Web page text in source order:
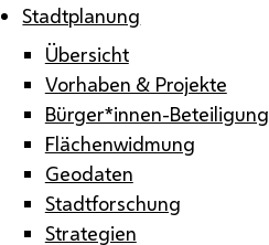
Stadtplanung
Übersicht
Vorhaben & Projekte
Bürger*innen-Beteiligung
Flächenwidmung
Geodaten
Stadtforschung
Strategien